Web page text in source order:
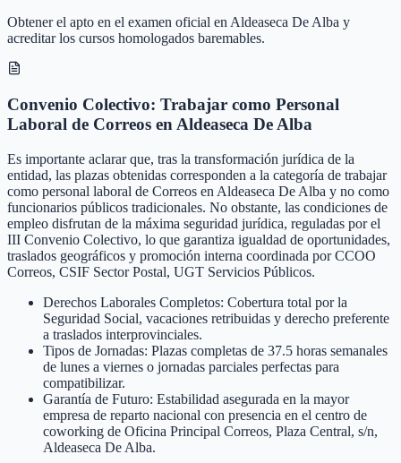
Obtener el apto en el examen oficial en Aldeaseca De Alba y
acreditar los cursos homologados baremables.
Convenio Colectivo: Trabajar como Personal
Laboral de Correos en Aldeaseca De Alba
Es importante aclarar que, tras la transformación jurídica de la
entidad, las plazas obtenidas corresponden a la categoría de trabajar
como personal laboral de Correos en Aldeaseca De Alba y no como
funcionarios públicos tradicionales. No obstante, las condiciones de
empleo disfrutan de la máxima seguridad jurídica, reguladas por el
III Convenio Colectivo, lo que garantiza igualdad de oportunidades,
traslados geográficos y promoción interna coordinada por CCOO
Correos, CSIF Sector Postal, UGT Servicios Públicos.
Derechos Laborales Completos: Cobertura total por la
Seguridad Social, vacaciones retribuidas y derecho preferente
a traslados interprovinciales.
Tipos de Jornadas: Plazas completas de 37.5 horas semanales
de lunes a viernes o jornadas parciales perfectas para
compatibilizar.
Garantía de Futuro: Estabilidad asegurada en la mayor
empresa de reparto nacional con presencia en el centro de
coworking de Oficina Principal Correos, Plaza Central, s/n,
Aldeaseca De Alba.